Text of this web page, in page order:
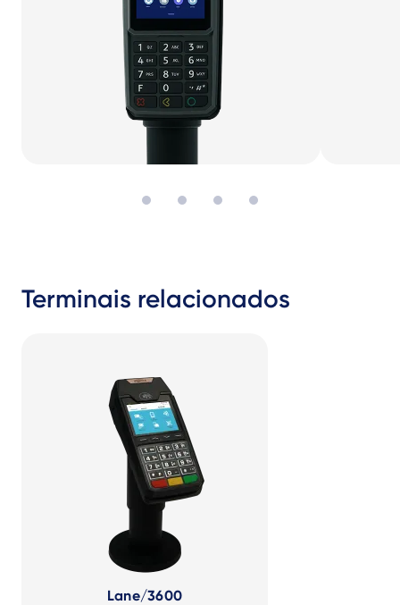
Terminais relacionados
Lane/3600